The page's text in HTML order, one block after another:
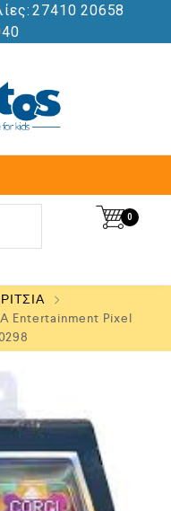
27410 20658
0
Entertainment Pixel